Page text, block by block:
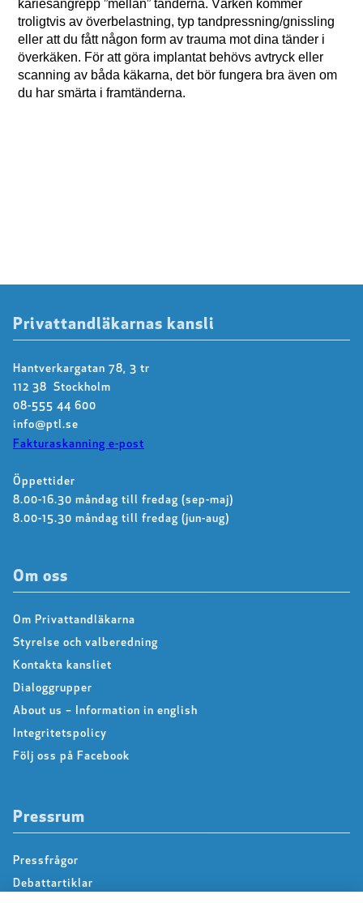
kariesangrepp ”mellan” tänderna. Värken kommer
troligtvis av överbelastning, typ tandpressning/gnissling
eller att du fått någon form av trauma mot dina tänder i
överkäken. För att göra implantat behövs avtryck eller
scanning av båda käkarna, det bör fungera bra även om
du har smärta i framtänderna.
Privattandläkarnas kansli
Hantverkargatan 78, 3 tr
112 38 Stockholm
08-555 44 600
info@ptl.se
Fakturaskanning e-post
Öppettider
8.00-16.30 måndag till fredag (sep-maj)
8.00-15.30 måndag till fredag (jun-aug)
Om oss
Om Privattandläkarna
Styrelse och valberedning
Kontakta kansliet
Dialoggrupper
About us – Information in english
Integritetspolicy
Följ oss på Facebook
Pressrum
Pressfrågor
Debattartiklar